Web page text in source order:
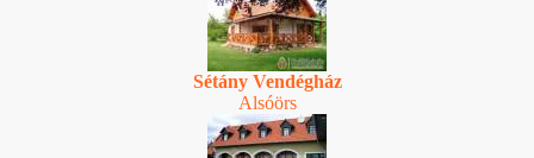
Sétány Vendégház
Alsóörs